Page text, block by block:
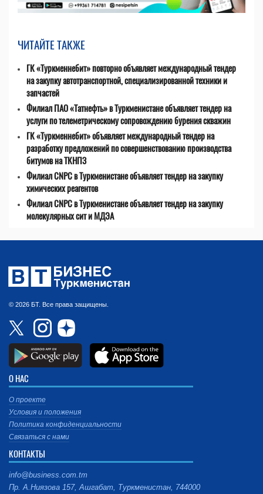
ЧИТАЙТЕ ТАКЖЕ
ГК «Туркменнебит» повторно объявляет международный тендер
на закупку автотранспортной, специализированной техники и
запчастей
Филиал ПАО «Татнефть» в Туркменистане объявляет тендер на
услуги по телеметрическому сопровождению бурения скважин
ГК «Туркменнебит» объявляет международный тендер на
разработку предложений по совершенствованию производства
битумов на ТКНПЗ
Филиал CNPC в Туркменистане объявляет тендер на закупку
химических реагентов
Филиал CNPC в Туркменистане объявляет тендер на закупку
молекулярных сит и МДЭА
© 2026 БТ. Все права защищены.
О НАС
О проекте
Условия и положения
Политика конфиденциальности
Связаться с нами
КОНТАКТЫ
info@business.com.tm
Пр. А.Ниязова 157, Ашгабат, Туркменистан, 744000